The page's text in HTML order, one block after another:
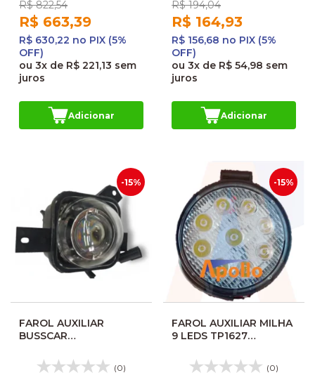
R$ 822,54
R$ 663,39
R$ 630,22 no PIX (5%
OFF)
ou 3x de R$ 221,13 sem
juros
Adicionar
R$ 194,04
R$ 164,93
R$ 156,68 no PIX (5%
OFF)
ou 3x de R$ 54,98 sem
juros
Adicionar
-15%
FAROL AUXILIAR
BUSSCAR
G3 LE / MSL260102L
160589
(0)
-15%
FAROL AUXILIAR MILHA
9 LEDS TP1627
(0)